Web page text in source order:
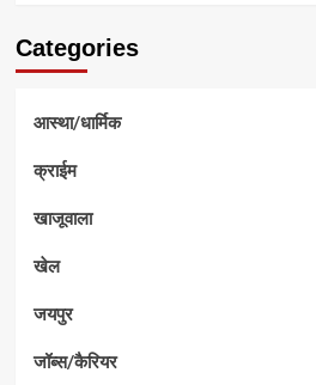
Categories
आस्था/धार्मिक
क्राईम
खाजूवाला
खेल
जयपुर
जॉब्स/कैरियर